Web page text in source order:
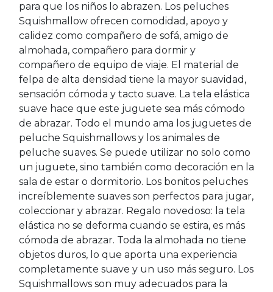
para que los niños lo abrazen. Los peluches
Squishmallow ofrecen comodidad, apoyo y
calidez como compañero de sofá, amigo de
almohada, compañero para dormir y
compañero de equipo de viaje. El material de
felpa de alta densidad tiene la mayor suavidad,
sensación cómoda y tacto suave. La tela elástica
suave hace que este juguete sea más cómodo
de abrazar. Todo el mundo ama los juguetes de
peluche Squishmallows y los animales de
peluche suaves. Se puede utilizar no solo como
un juguete, sino también como decoración en la
sala de estar o dormitorio. Los bonitos peluches
increíblemente suaves son perfectos para jugar,
coleccionar y abrazar. Regalo novedoso: la tela
elástica no se deforma cuando se estira, es más
cómoda de abrazar. Toda la almohada no tiene
objetos duros, lo que aporta una experiencia
completamente suave y un uso más seguro. Los
Squishmallows son muy adecuados para la